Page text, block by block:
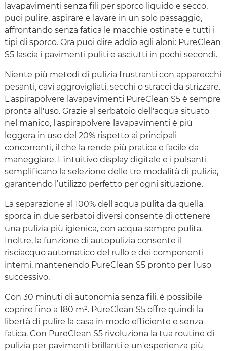
lavapavimenti senza fili per sporco liquido e secco,
puoi pulire, aspirare e lavare in un solo passaggio,
affrontando senza fatica le macchie ostinate e tutti i
tipi di sporco. Ora puoi dire addio agli aloni: PureClean
S5 lascia i pavimenti puliti e asciutti in pochi secondi.
Niente più metodi di pulizia frustranti con apparecchi
pesanti, cavi aggrovigliati, secchi o stracci da strizzare.
L'aspirapolvere lavapavimenti PureClean S5 è sempre
pronta all'uso. Grazie al serbatoio dell'acqua situato
nel manico, l'aspirapolvere lavapavimenti è più
leggera in uso del 20% rispetto ai principali
concorrenti, il che la rende più pratica e facile da
maneggiare. L'intuitivo display digitale e i pulsanti
semplificano la selezione delle tre modalità di pulizia,
garantendo l’utilizzo perfetto per ogni situazione.
La separazione al 100% dell'acqua pulita da quella
sporca in due serbatoi diversi consente di ottenere
una pulizia più igienica, con acqua sempre pulita.
Inoltre, la funzione di autopulizia consente il
risciacquo automatico del rullo e dei componenti
interni, mantenendo PureClean S5 pronto per l'uso
successivo.
Con 30 minuti di autonomia senza fili, è possibile
coprire fino a 180 m². PureClean S5 offre quindi la
libertà di pulire la casa in modo efficiente e senza
fatica. Con PureClean S5 rivoluziona la tua routine di
pulizia per pavimenti brillanti e un'esperienza più